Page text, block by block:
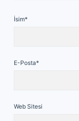
İsim*
E-Posta*
Web Sitesi